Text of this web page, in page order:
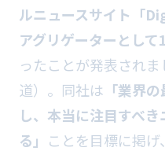
ルニュースサイト「
アグリゲーターとし
ったことが発表され
道）。同社は 「業界
し、本当に注目すべ
る」 ことを目標に掲げ